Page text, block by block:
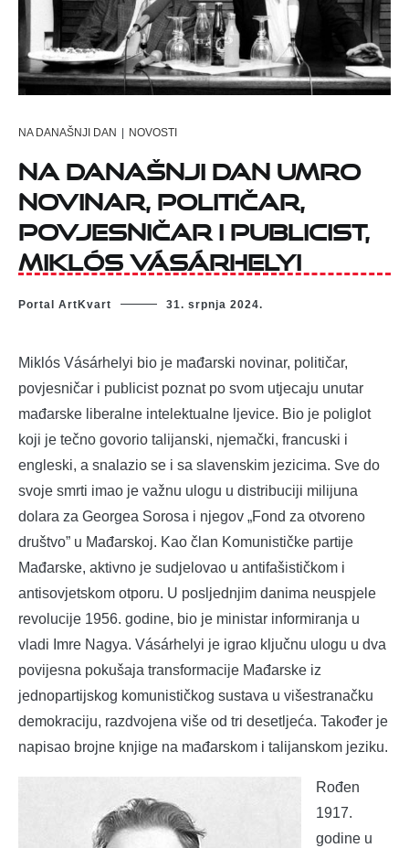
NA DANAŠNJI DAN | NOVOSTI
Na današnji dan umro
novinar, političar,
povjesničar i publicist,
Miklós Vásárhelyi
Portal ArtKvart 31. srpnja 2024.
Miklós Vásárhelyi bio je mađarski novinar, političar,
povjesničar i publicist poznat po svom utjecaju unutar
mađarske liberalne intelektualne ljevice. Bio je poliglot
koji je tečno govorio talijanski, njemački, francuski i
engleski, a snalazio se i sa slavenskim jezicima. Sve do
svoje smrti imao je važnu ulogu u distribuciji milijuna
dolara za Georgea Sorosa i njegov „Fond za otvoreno
društvo” u Mađarskoj. Kao član Komunističke partije
Mađarske, aktivno je sudjelovao u antifašističkom i
antisovjetskom otporu. U posljednjim danima neuspjele
revolucije 1956. godine, bio je ministar informiranja u
vladi Imre Nagya. Vásárhelyi je igrao ključnu ulogu u dva
povijesna pokušaja transformacije Mađarske iz
jednopartijskog komunističkog sustava u višestranačku
demokraciju, razdvojena više od tri desetljeća. Također je
napisao brojne knjige na mađarskom i talijanskom jeziku.
Rođen
1917.
godine u